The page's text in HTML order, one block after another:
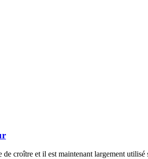
croître et il est maintenant largement